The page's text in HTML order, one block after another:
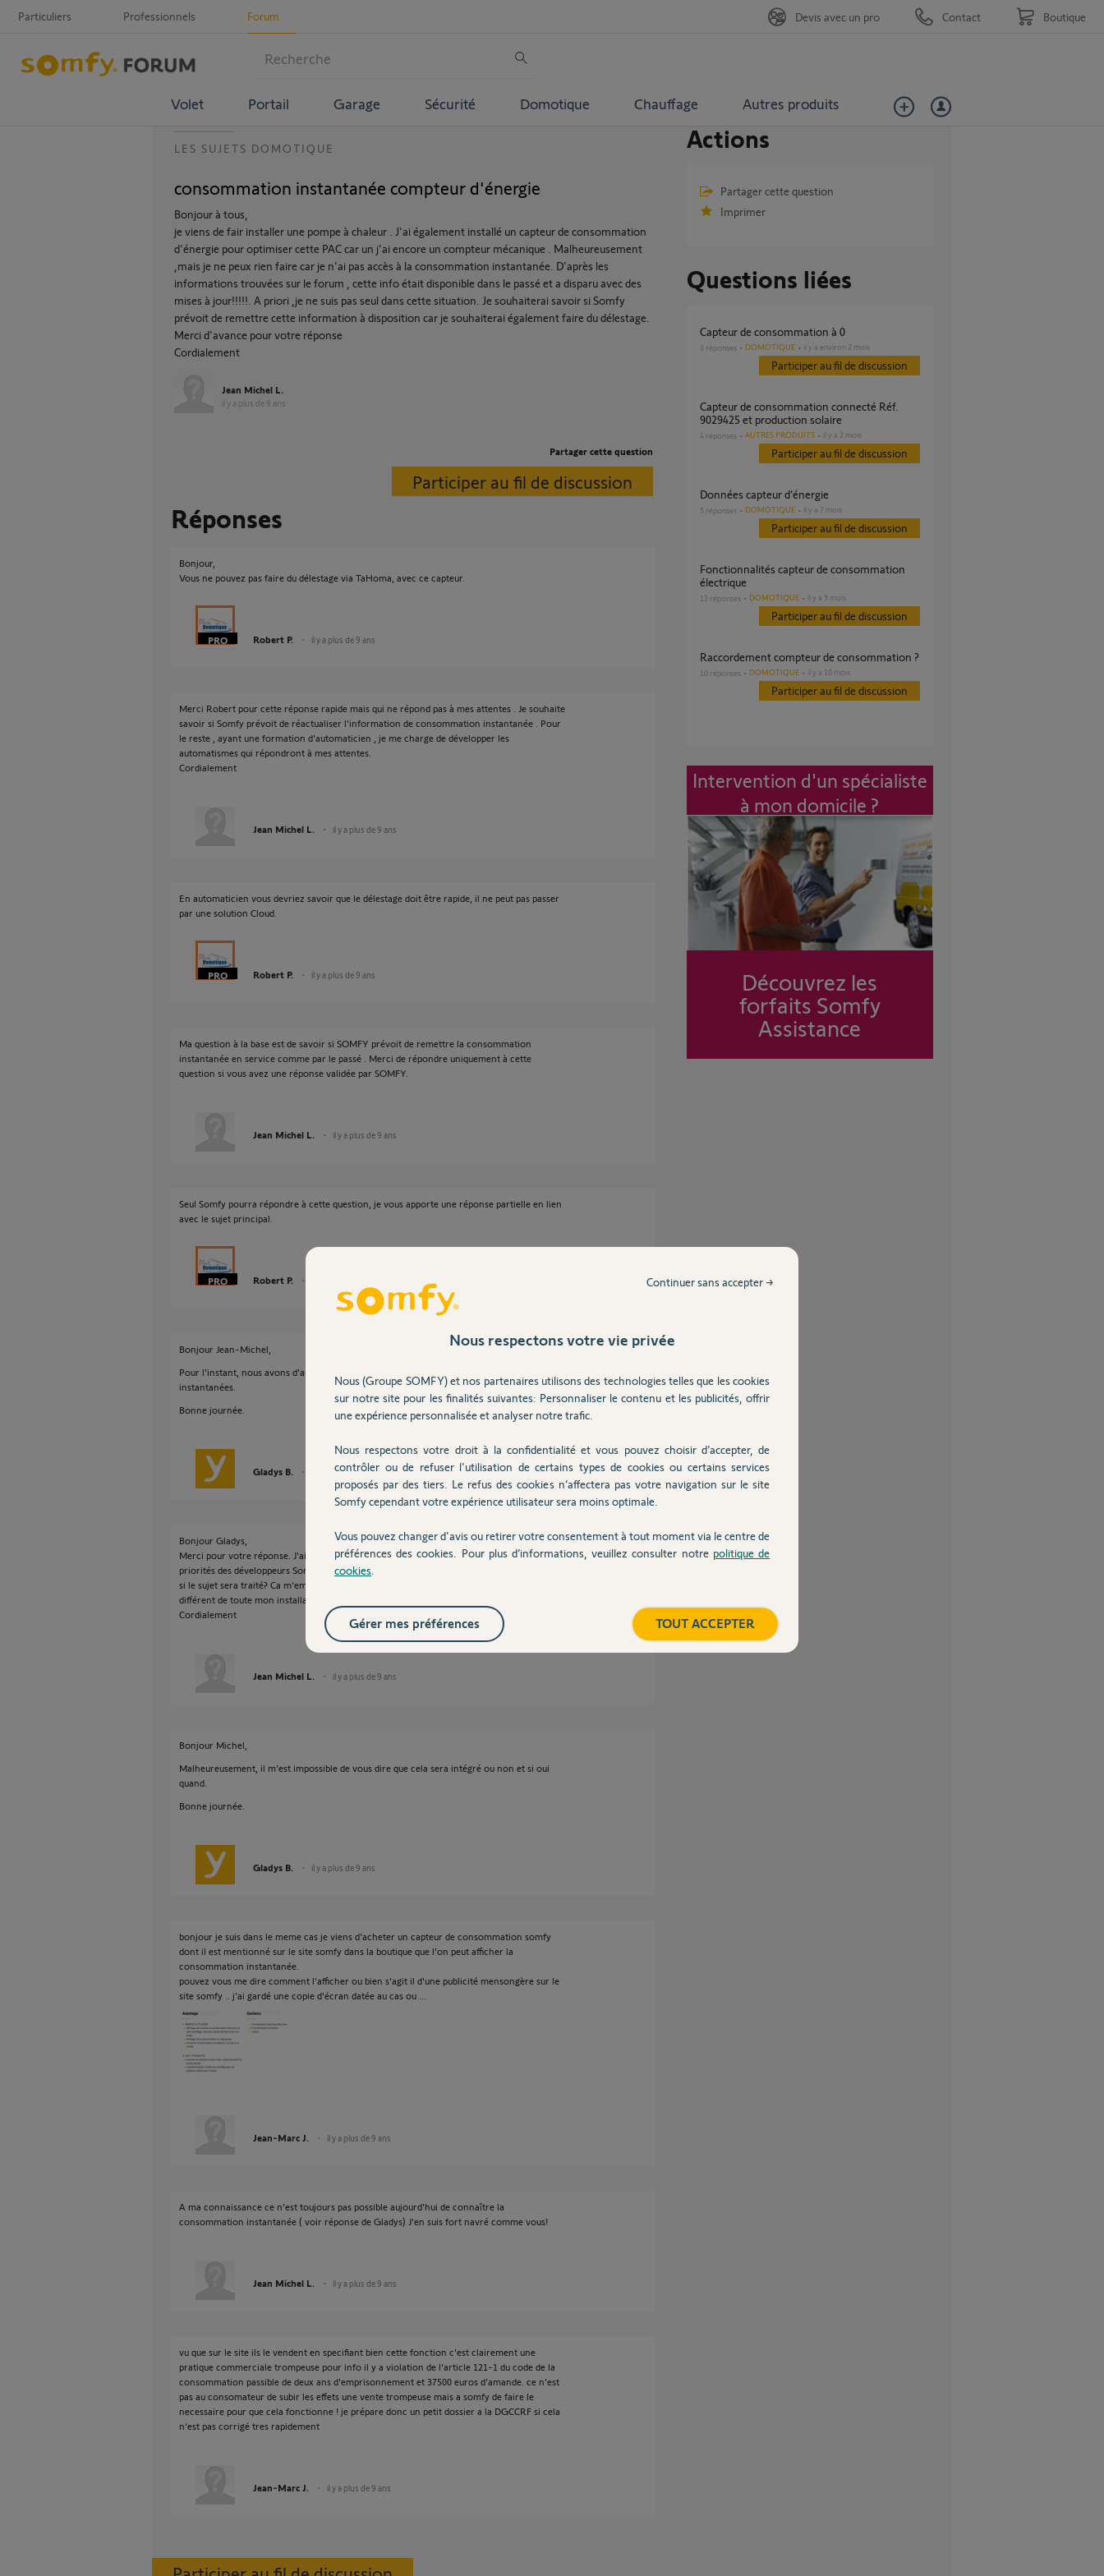
Particuliers Professionnels Forum
Volet Portail Garage Sécurité Domotique Chauffage Autres produits
Devis avec un pro Contact Boutique
LES SUJETS DOMOTIQUE
consommation instantanée compteur d'énergie
Bonjour à tous,
je viens de fair installer une pompe à chaleur . J'ai également installé un capteur de consommation
d'énergie pour optimiser cette PAC car un j'ai encore un compteur mécanique . Malheureusement
,mais je ne peux rien faire car je n'ai pas accès à la consommation instantanée. D'après les
informations trouvées sur le forum , cette info était disponible dans le passé et a disparu avec des
mises à jour!!!!!. A priori ,je ne suis pas seul dans cette situation. Je souhaiterai savoir si Somfy
prévoit de remettre cette information à disposition car je souhaiterai également faire du délestage.
Merci d'avance pour votre réponse
Cordialement
Jean Michel L.
il y a plus de 9 ans
Partager cette question
Participer au fil de discussion
Réponses
Bonjour,
Vous ne pouvez pas faire du délestage via TaHoma, avec ce capteur.
Robert P. il y a plus de 9 ans
Merci Robert pour cette réponse rapide mais qui ne répond pas à mes attentes . Je souhaite
savoir si Somfy prévoit de réactualiser l'information de consommation instantanée . Pour
le reste , ayant une formation d'automaticien , je me charge de développer les
automatismes qui répondront à mes attentes.
Cordialement
Jean Michel L. il y a plus de 9 ans
En automaticien vous devriez savoir que le délestage doit être rapide, il ne peut pas passer
par une solution Cloud.
Robert P. il y a plus de 9 ans
Ma question à la base est de savoir si SOMFY prévoit de remettre la consommation
instantanée en service comme par le passé . Merci de répondre uniquement à cette
question si vous avez une réponse validée par SOMFY.
Jean Michel L. il y a plus de 9 ans
Seul Somfy pourra répondre à cette question, je vous apporte une réponse partielle en lien
avec le sujet principal.
Robert P.
Bonjour Jean-Michel,
Pour l'instant, nous avons d'autres points à corriger avant de remettre une consommation
instantanées.
Bonne journée.
Gladys B. il y a plus de 9 ans
Bonjour Gladys,
Merci pour votre réponse. J'ai bien noté que ce point ne semble pas être classé dans les
priorités des développeurs Somfy et je peux le comprendre mais la question reste de savoir
si le sujet sera traité? Ca m'embête de devoir invester de nouveau dans un système
différent de toute mon installation domotique.
Cordialement
Jean Michel L. il y a plus de 9 ans
Bonjour Michel,
Malheureusement, il m'est impossible de vous dire que cela sera intégré ou non et si oui
quand.
Bonne journée.
Gladys B. il y a plus de 9 ans
bonjour je suis dans le meme cas je viens d'acheter un capteur de consommation somfy
dont il est mentionné sur le site somfy dans la boutique que l'on peut afficher la
consommation instantanée.
pouvez vous me dire comment l'afficher ou bien s'agit il d'une publicité mensongère sur le
site somfy .. j'ai gardé une copie d'écran datée au cas ou ...
Jean-Marc J. il y a plus de 9 ans
A ma connaissance ce n'est toujours pas possible aujourd'hui de connaître la
consommation instantanée ( voir réponse de Gladys) J'en suis fort navré comme vous!
Jean Michel L. il y a plus de 9 ans
vu que sur le site ils le vendent en specifiant bien cette fonction c'est clairement une
pratique commerciale trompeuse pour info il y a violation de l'article 121-1 du code de la
consommation passible de deux ans d'emprisonnement et 37500 euros d'amande. ce n'est
pas au consomateur de subir les effets une vente trompeuse mais a somfy de faire le
necessaire pour que cela fonctionne ! je prépare donc un petit dossier a la DGCCRF si cela
n'est pas corrigé tres rapidement
Jean-Marc J. il y a plus de 9 ans
Actions
Partager cette question
Imprimer
Questions liées
Capteur de consommation à 0
3 réponses DOMOTIQUE il y a environ 2 mois
Participer au fil de discussion
Capteur de consommation connecté Réf.
9029425 et production solaire
4 réponses AUTRES PRODUITS il y a 2 mois
Participer au fil de discussion
Données capteur d’énergie
5 réponses DOMOTIQUE il y a 7 mois
Participer au fil de discussion
Fonctionnalités capteur de consommation
électrique
13 réponses DOMOTIQUE il y a 9 mois
Participer au fil de discussion
Raccordement compteur de consommation ?
10 réponses DOMOTIQUE il y a 10 mois
Participer au fil de discussion
Intervention d'un spécialiste
à mon domicile ?
Découvrez les
forfaits Somfy
Assistance
Nous respectons votre vie privée
Nous (Groupe SOMFY) et nos partenaires utilisons des technologies telles que les cookies
sur notre site pour les finalités suivantes: Personnaliser le contenu et les publicités, offrir
une expérience personnalisée et analyser notre trafic.
Nous respectons votre droit à la confidentialité et vous pouvez choisir d’accepter, de
contrôler ou de refuser l'utilisation de certains types de cookies ou certains services
proposés par des tiers. Le refus des cookies n’affectera pas votre navigation sur le site
Somfy cependant votre expérience utilisateur sera moins optimale.
Vous pouvez changer d'avis ou retirer votre consentement à tout moment via le centre de
préférences des cookies. Pour plus d’informations, veuillez consulter notre politique de
cookies
Continuer sans accepter →
TOUT ACCEPTER
Gérer mes préférences